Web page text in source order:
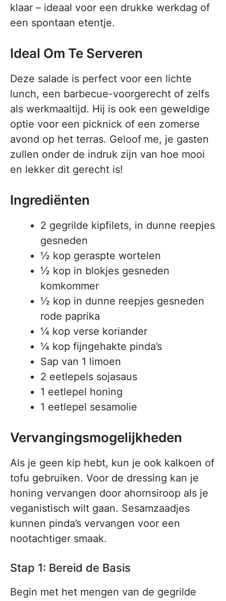
klaar – ideaal voor een drukke werkdag of
een spontaan etentje.
Ideal Om Te Serveren
Deze salade is perfect voor een lichte
lunch, een barbecue-voorgerecht of zelfs
als werkmaaltijd. Hij is ook een geweldige
optie voor een picknick of een zomerse
avond op het terras. Geloof me, je gasten
zullen onder de indruk zijn van hoe mooi
en lekker dit gerecht is!
Ingrediënten
2 gegrilde kipfilets, in dunne reepjes
gesneden
½ kop geraspte wortelen
½ kop in blokjes gesneden
komkommer
½ kop in dunne reepjes gesneden
rode paprika
¼ kop verse koriander
¼ kop fijngehakte pinda’s
Sap van 1 limoen
2 eetlepels sojasaus
1 eetlepel honing
1 eetlepel sesamolie
Vervangingsmogelijkheden
Als je geen kip hebt, kun je ook kalkoen of
tofu gebruiken. Voor de dressing kan je
honing vervangen door ahornsiroop als je
veganistisch wilt gaan. Sesamzaadjes
kunnen pinda’s vervangen voor een
nootachtiger smaak.
Stap 1: Bereid de Basis
Begin met het mengen van de gegrilde